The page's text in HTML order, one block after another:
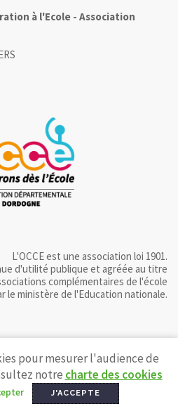
à l'Ecole - Association
L'OCCE est une association loi 1901.
d'utilité publique et agréée au titre
complémentaires de l'école
le ministère de l'Education nationale.
pour mesurer l'audience de
notre charte des cookies
J'ACCEPTE